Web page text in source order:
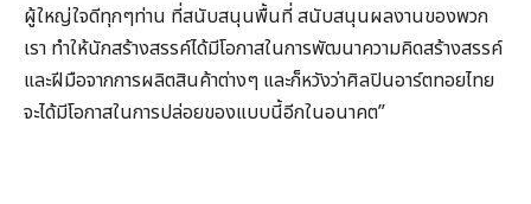
ผู้ใหญ่ใจดีทุกๆท่าน ที่สนับสนุนพื้นที่ สนับสนุนผลงานของพวก
เรา ทำให้นักสร้างสรรค์ได้มีโอกาสในการพัฒนาความคิดสร้างสรรค์
และฝีมือจากการผลิตสินค้าต่างๆ และก็หวังว่าศิลปินอาร์ตทอยไทย
จะได้มีโอกาสในการปล่อยของแบบนี้อีกในอนาคต”